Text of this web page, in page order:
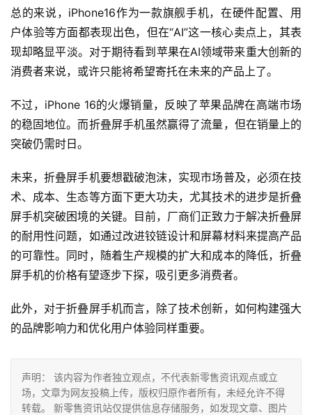
总的来说，iPhone16作为一款旗舰手机，在硬件配置、用
户体验等方面都表现出色，但在“AI”这一核心卖点上，其表
现却略显平淡。对于期待看到苹果在AI领域带来重大创新的
消费者来说，或许只能将希望寄托在未来的产品上了。
不过，iPhone 16的火爆销量，反映了苹果品牌在高端市场
的稳固地位。而折叠屏手机虽然赢得了流量，但在销量上的
突破仍需时日。
未来，折叠屏手机要想戳破泡沫，实现市场普及，必须在技
术、成本、生态等方面下更大功夫，尤其技术的进步是折叠
屏手机突破困境的关键。目前，厂商们正致力于解决折叠屏
的耐用性问题，如通过改进铰链设计和屏幕材料来提高产品
的可靠性。同时，随着生产规模的扩大和成本的降低，折叠
屏手机的价格有望逐步下探，吸引更多消费者。
此外，对于折叠屏手机而言，除了技术创新，如何构建强大
的品牌影响力和优化用户体验同样重要。
声明： 该内容为作者独立观点，不代表新零售资讯观点或立
场，文章为网友投稿上传，版权归原作者所有，未经允许不得
转载。 新零售资讯站仅提供信息存储服务，如发现文章、图片